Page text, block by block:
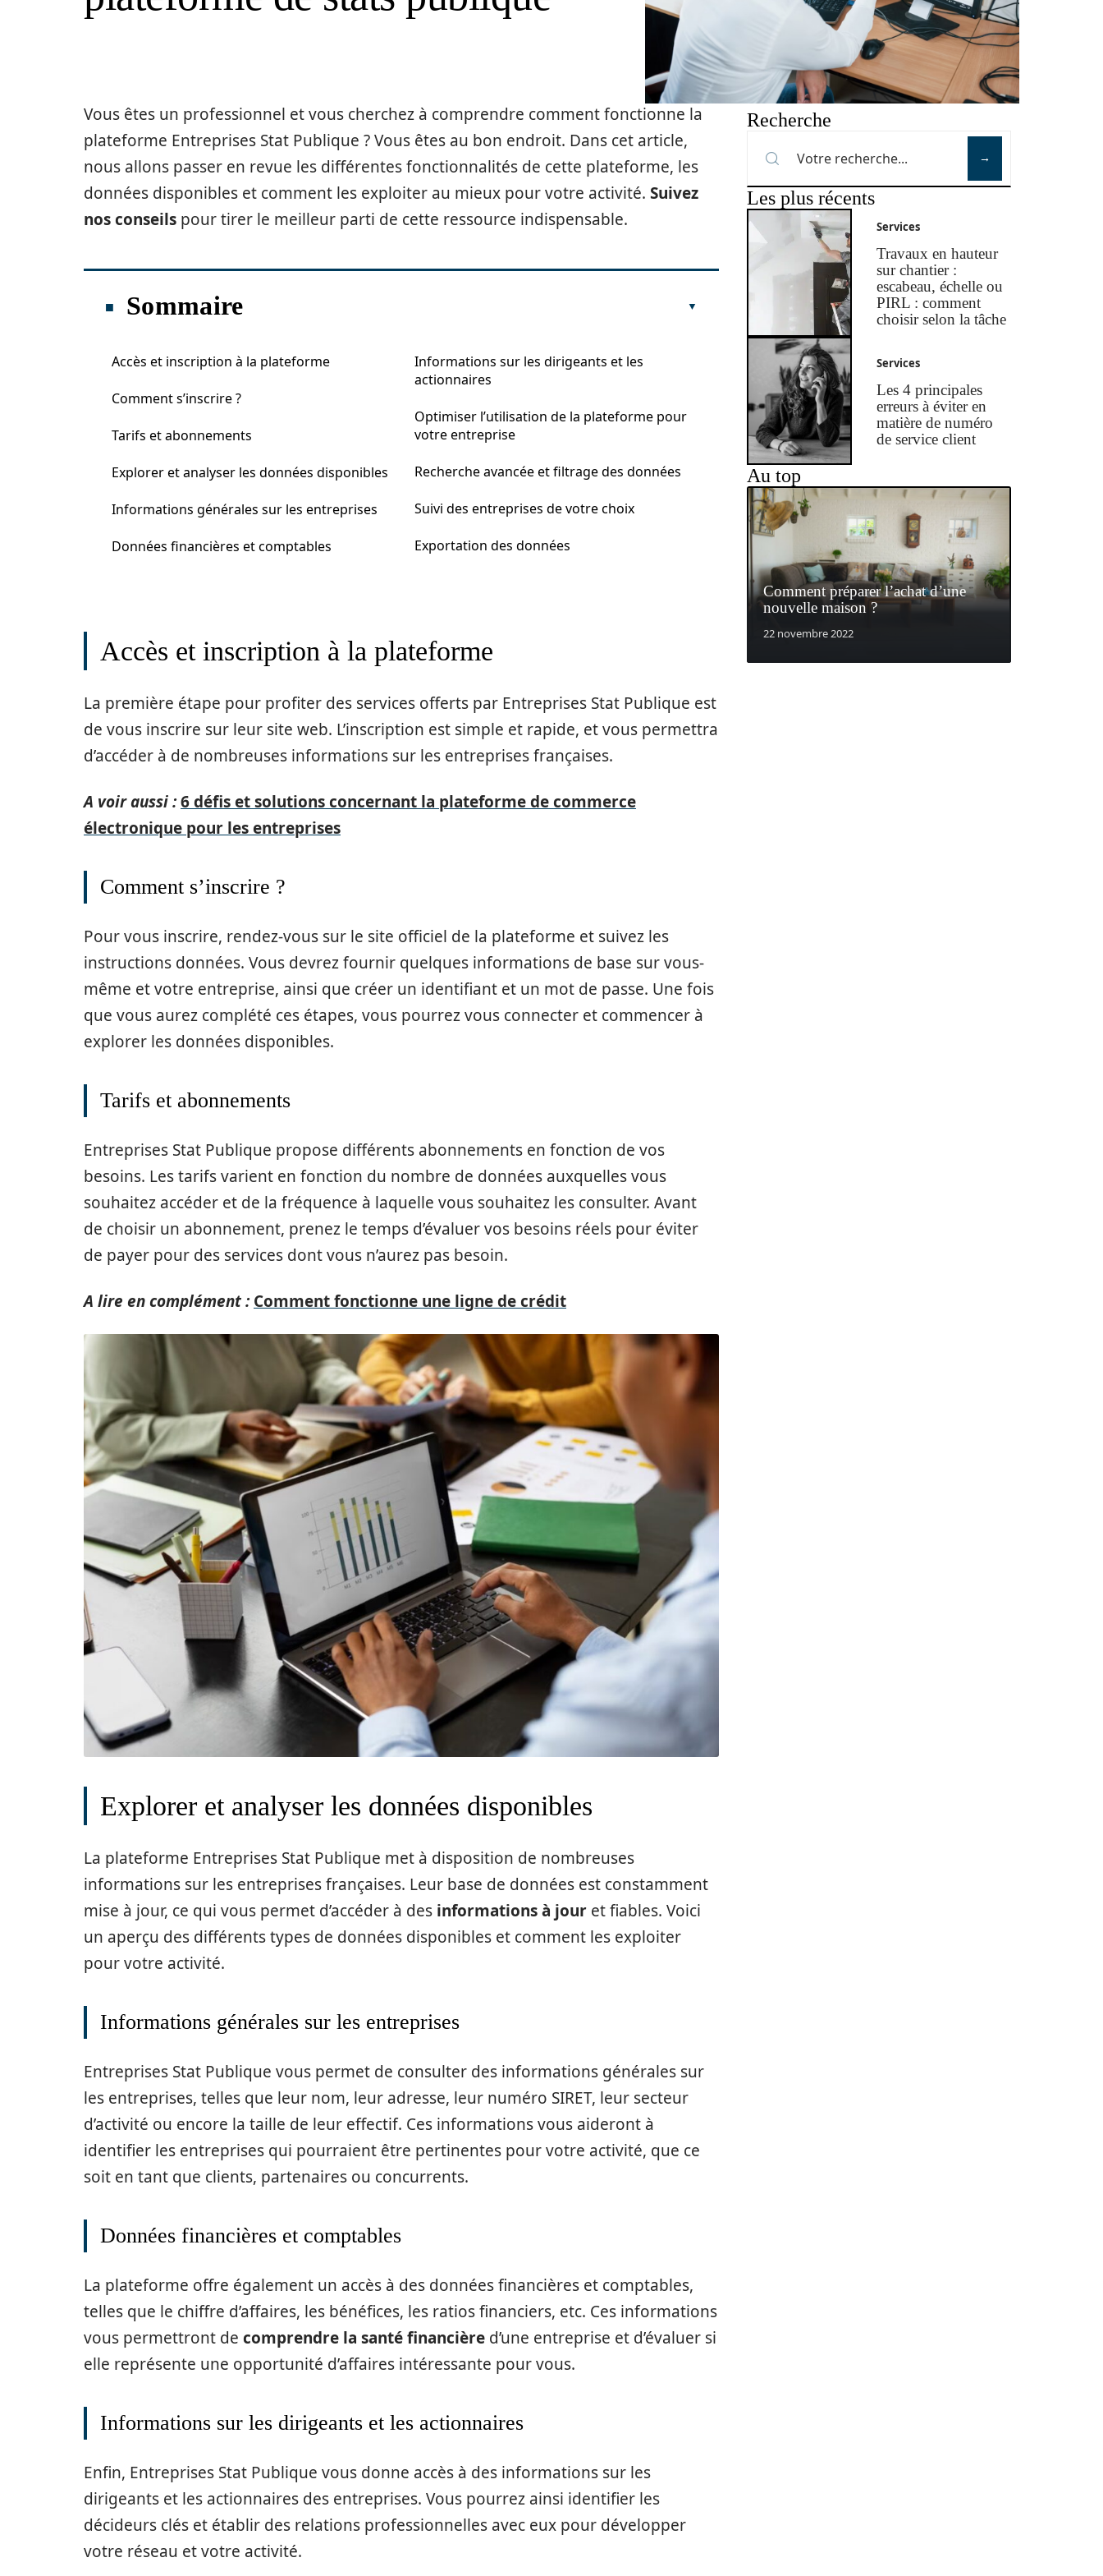
Vous êtes un professionnel et vous cherchez à comprendre comment fonctionne la
plateforme Entreprises Stat Publique ? Vous êtes au bon endroit. Dans cet article,
nous allons passer en revue les différentes fonctionnalités de cette plateforme, les
données disponibles et comment les exploiter au mieux pour votre activité. Suivez
nos conseils pour tirer le meilleur parti de cette ressource indispensable.
Sommaire
Accès et inscription à la plateforme
Comment s’inscrire ?
Tarifs et abonnements
Explorer et analyser les données disponibles
Informations générales sur les entreprises
Données financières et comptables
Informations sur les dirigeants et les
actionnaires
Optimiser l’utilisation de la plateforme pour
votre entreprise
Recherche avancée et filtrage des données
Suivi des entreprises de votre choix
Exportation des données
Accès et inscription à la plateforme
La première étape pour profiter des services offerts par Entreprises Stat Publique est
de vous inscrire sur leur site web. L’inscription est simple et rapide, et vous permettra
d’accéder à de nombreuses informations sur les entreprises françaises.
A voir aussi :6 défis et solutions concernant la plateforme de commerce
électronique pour les entreprises
Comment s’inscrire ?
Pour vous inscrire, rendez-vous sur le site officiel de la plateforme et suivez les
instructions données. Vous devrez fournir quelques informations de base sur vous-
même et votre entreprise, ainsi que créer un identifiant et un mot de passe. Une fois
que vous aurez complété ces étapes, vous pourrez vous connecter et commencer à
explorer les données disponibles.
Tarifs et abonnements
Entreprises Stat Publique propose différents abonnements en fonction de vos
besoins. Les tarifs varient en fonction du nombre de données auxquelles vous
souhaitez accéder et de la fréquence à laquelle vous souhaitez les consulter. Avant
de choisir un abonnement, prenez le temps d’évaluer vos besoins réels pour éviter
de payer pour des services dont vous n’aurez pas besoin.
A lire en complément : Comment fonctionne une ligne de crédit
Explorer et analyser les données disponibles
La plateforme Entreprises Stat Publique met à disposition de nombreuses
informations sur les entreprises françaises. Leur base de données est constamment
mise à jour, ce qui vous permet d’accéder à des informations à jour et fiables. Voici
un aperçu des différents types de données disponibles et comment les exploiter
pour votre activité.
Informations générales sur les entreprises
Entreprises Stat Publique vous permet de consulter des informations générales sur
les entreprises, telles que leur nom, leur adresse, leur numéro SIRET, leur secteur
d’activité ou encore la taille de leur effectif. Ces informations vous aideront à
identifier les entreprises qui pourraient être pertinentes pour votre activité, que ce
soit en tant que clients, partenaires ou concurrents.
Données financières et comptables
La plateforme offre également un accès à des données financières et comptables,
telles que le chiffre d’affaires, les bénéfices, les ratios financiers, etc. Ces informations
vous permettront de comprendre la santé financière d’une entreprise et d’évaluer si
elle représente une opportunité d’affaires intéressante pour vous.
Informations sur les dirigeants et les actionnaires
Enfin, Entreprises Stat Publique vous donne accès à des informations sur les
dirigeants et les actionnaires des entreprises. Vous pourrez ainsi identifier les
décideurs clés et établir des relations professionnelles avec eux pour développer
votre réseau et votre activité.
Recherche
Les plus récents
Services
Travaux en hauteur
sur chantier :
escabeau, échelle ou
PIRL : comment
choisir selon la tâche
Services
Les 4 principales
erreurs à éviter en
matière de numéro
de service client
Au top
Comment préparer l’achat d’une
nouvelle maison ?
22 novembre 2022